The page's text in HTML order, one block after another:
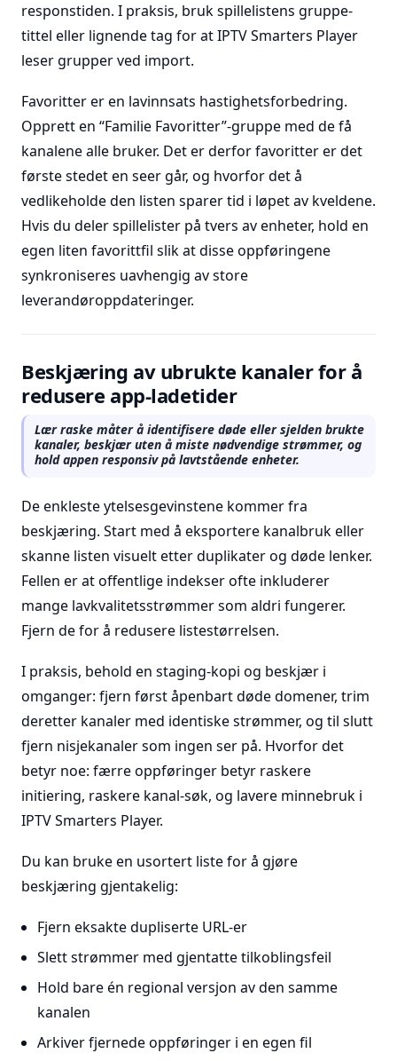
responstiden. I praksis, bruk spillelistens gruppe-
tittel eller lignende tag for at IPTV Smarters Player
leser grupper ved import.
Favoritter er en lavinnsats hastighetsforbedring.
Opprett en “Familie Favoritter”-gruppe med de få
kanalene alle bruker. Det er derfor favoritter er det
første stedet en seer går, og hvorfor det å
vedlikeholde den listen sparer tid i løpet av kveldene.
Hvis du deler spillelister på tvers av enheter, hold en
egen liten favorittfil slik at disse oppføringene
synkroniseres uavhengig av store
leverandøroppdateringer.
Beskjæring av ubrukte kanaler for å
redusere app-ladetider
Lær raske måter å identifisere døde eller sjelden brukte
kanaler, beskjær uten å miste nødvendige strømmer, og
hold appen responsiv på lavtstående enheter.
De enkleste ytelsesgevinstene kommer fra
beskjæring. Start med å eksportere kanalbruk eller
skanne listen visuelt etter duplikater og døde lenker.
Fellen er at offentlige indekser ofte inkluderer
mange lavkvalitetsstrømmer som aldri fungerer.
Fjern de for å redusere listestørrelsen.
I praksis, behold en staging-kopi og beskjær i
omganger: fjern først åpenbart døde domener, trim
deretter kanaler med identiske strømmer, og til slutt
fjern nisjekanaler som ingen ser på. Hvorfor det
betyr noe: færre oppføringer betyr raskere
initiering, raskere kanal-søk, og lavere minnebruk i
IPTV Smarters Player.
Du kan bruke en usortert liste for å gjøre
beskjæring gjentakelig:
Fjern eksakte dupliserte URL-er
Slett strømmer med gjentatte tilkoblingsfeil
Hold bare én regional versjon av den samme
kanalen
Arkiver fjernede oppføringer i en egen fil